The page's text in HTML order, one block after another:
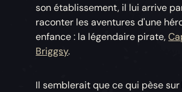
son établissement, il lui arrive
raconter les aventures d'une
enfance : la légendaire pirate,
Briggsy.
Il semblerait que ce qui pèse